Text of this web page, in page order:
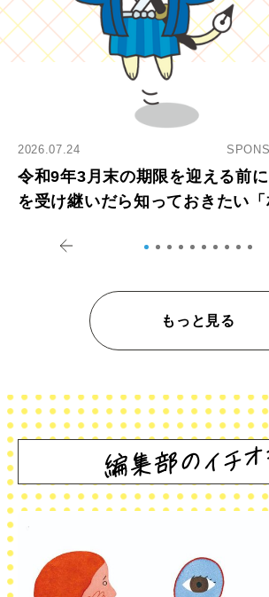
2026.07.24
令和9年3月末の期限を迎える前
を受け継いだら知っておきたい「
もっと見る